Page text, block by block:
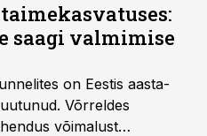
saagi valmimise
on Eestis aasta-
Võrreldes
võimalust